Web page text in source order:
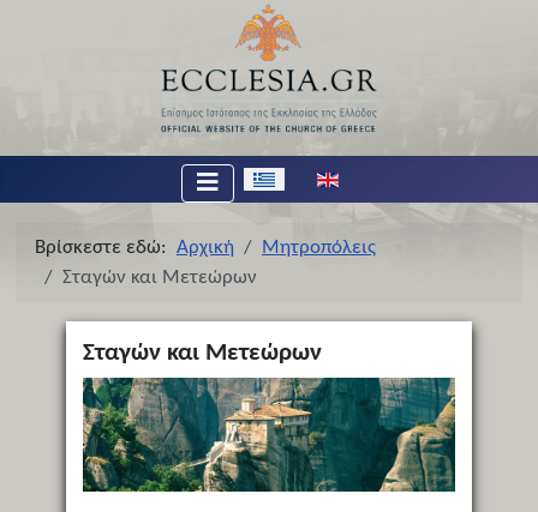
Επιλέξτε τη γλώσσα σας
Βρίσκεστε εδώ: Αρχική
Μητροπόλεις
Σταγών και Μετεώρων
Σταγών και Μετεώρων